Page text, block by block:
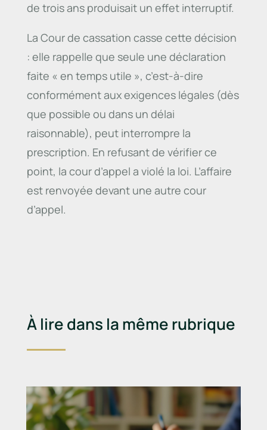
de trois ans produisait un effet interruptif.
La Cour de cassation casse cette décision
: elle rappelle que seule une déclaration
faite « en temps utile », c’est-à-dire
conformément aux exigences légales (dès
que possible ou dans un délai
raisonnable), peut interrompre la
prescription. En refusant de vérifier ce
point, la cour d’appel a violé la loi. L’affaire
est renvoyée devant une autre cour
d’appel.
À lire dans la même rubrique